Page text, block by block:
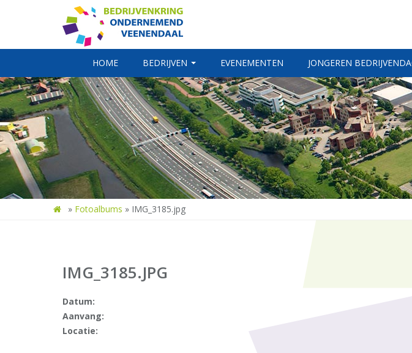
HOME BEDRIJVEN EVENEMENTEN JONGEREN
» Fotoalbums » IMG_3185.jpg
IMG_3185.JPG
Datum:
Aanvang:
Locatie: